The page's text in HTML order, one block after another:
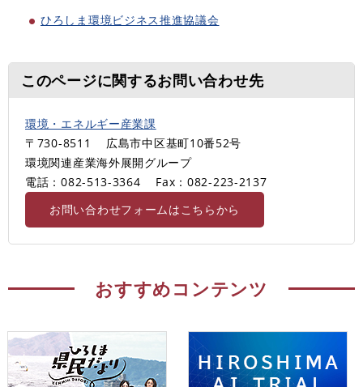
ひろしま環境ビジネス推進協議会
このページに関するお問い合わせ先
環境・エネルギー産業課
〒730-8511
広島市中区基町10番52号
環境関連産業海外展開グループ
電話：082-513-3364
Fax：082-223-2137
お問い合わせフォームはこちらから
おすすめコンテンツ